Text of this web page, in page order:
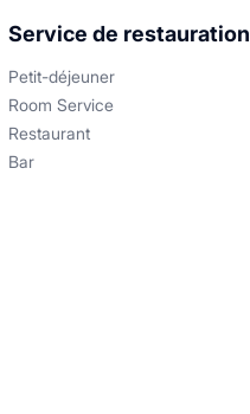
Service de restauration
Petit-déjeuner
Room Service
Restaurant
Bar